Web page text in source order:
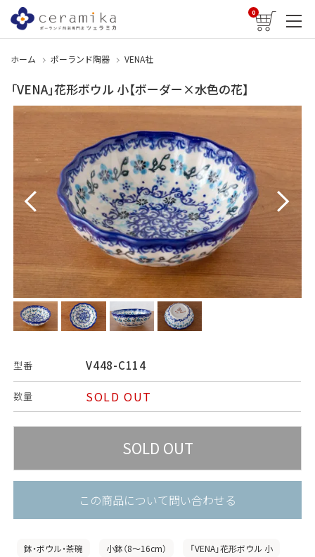
0
ホーム ポーランド陶器 VENA社
「VENA」花形ボウル 小【ボーダー×水色の花】
型番 V448-C114
数量 SOLD OUT
この商品について問い合わせる
鉢・ボウル・茶碗 小鉢（8〜16cm） 「VENA」花形ボウル 小